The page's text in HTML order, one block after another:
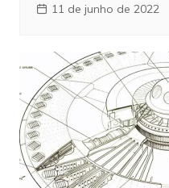
11 de junho de 2022